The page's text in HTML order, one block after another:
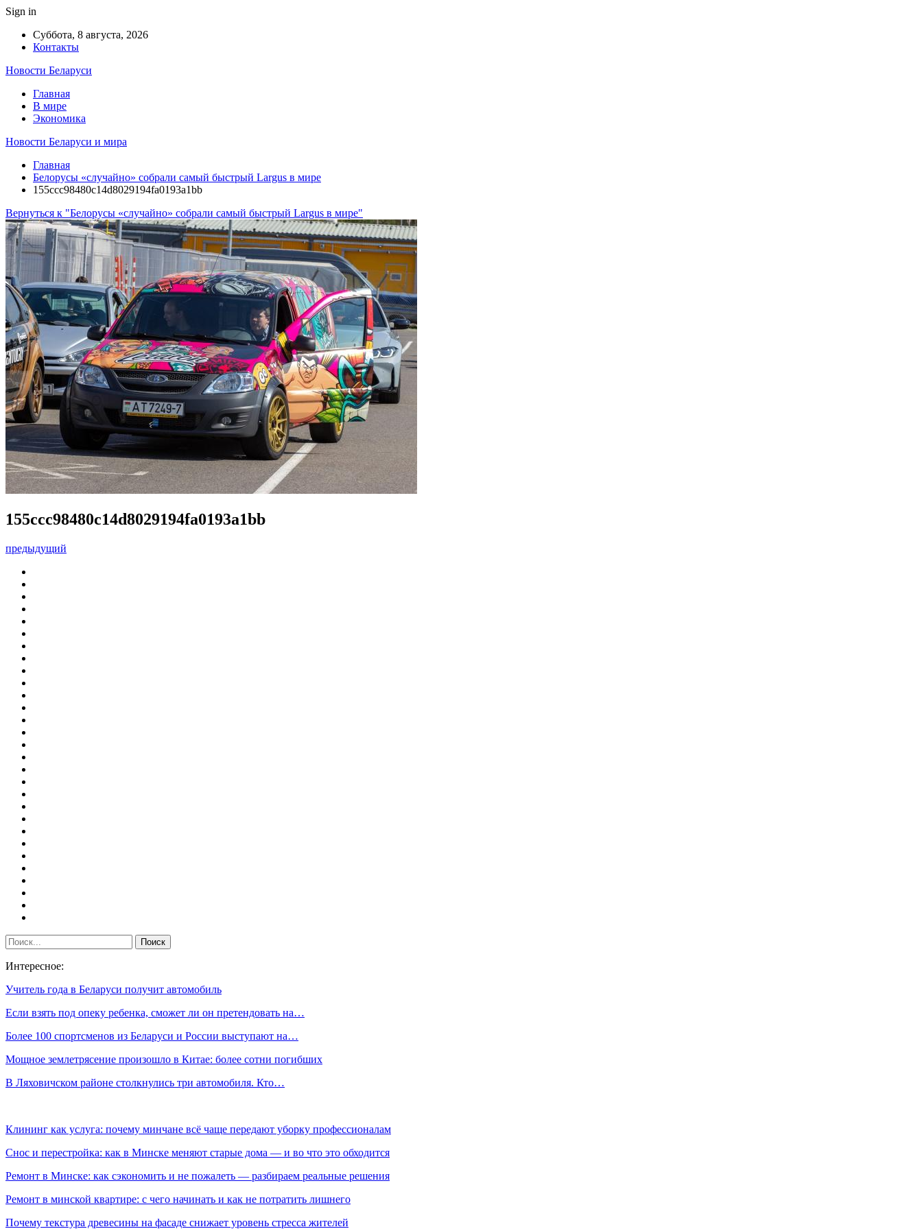
Sign in
Суббота, 8 августа, 2026
Контакты
Новости Беларуси
Главная
В мире
Экономика
Новости Беларуси и мира
Главная
Белорусы «случайно» собрали самый быстрый Largus в мире
155ccc98480c14d8029194fa0193a1bb
Вернуться к "Белорусы «случайно» собрали самый быстрый Largus в мире"
155ccc98480c14d8029194fa0193a1bb
предыдущий
Интересное:
Учитель года в Беларуси получит автомобиль
Если взять под опеку ребенка, сможет ли он претендовать на…
Более 100 спортсменов из Беларуси и России выступают на…
Мощное землетрясение произошло в Китае: более сотни погибших
В Ляховичском районе столкнулись три автомобиля. Кто…
Клининг как услуга: почему минчане всё чаще передают уборку профессионалам
Снос и перестройка: как в Минске меняют старые дома — и во что это обходится
Ремонт в Минске: как сэкономить и не пожалеть — разбираем реальные решения
Ремонт в минской квартире: с чего начинать и как не потратить лишнего
Почему текстура древесины на фасаде снижает уровень стресса жителей